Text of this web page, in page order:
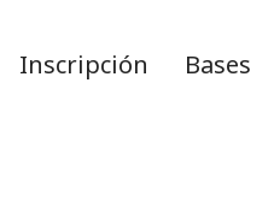
Inscripción Bases